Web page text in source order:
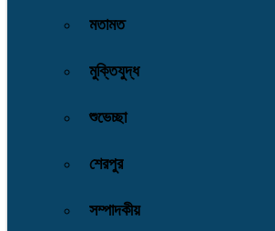
মতামত
মুক্তিযুদ্ধ
শুভেচ্ছা
শেরপুর
সম্পাদকীয়